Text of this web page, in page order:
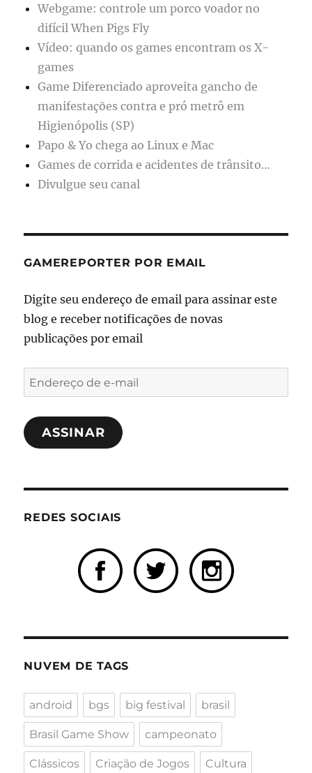
Webgame: controle um porco voador no
difícil When Pigs Fly
Vídeo: quando os games encontram os X-
games
Game Diferenciado aproveita gancho de
manifestações contra e pró metrô em
Higienópolis (SP)
Papo & Yo chega ao Linux e Mac
Games de corrida e acidentes de trânsito…
Divulgue seu canal
GAMEREPORTER POR EMAIL
Digite seu endereço de email para assinar este
blog e receber notificações de novas
publicações por email
Endereço
de
e-
mailASSINAR
REDES SOCIAIS
NUVEM DE TAGS
android bgs big festival brasil
Brasil Game Show campeonato
Clássicos Criação de Jogos Cultura